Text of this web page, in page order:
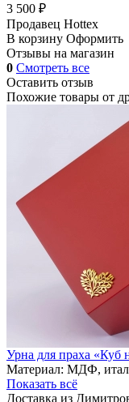
3 500 ₽
Продавец Hottex
В корзину Оформить
Отзывы на магазин
0 Смотреть все
Оставить отзыв
Похожие товары от
Урна для праха «Куб
Материал: МДФ,
Показать всё
Доставка из